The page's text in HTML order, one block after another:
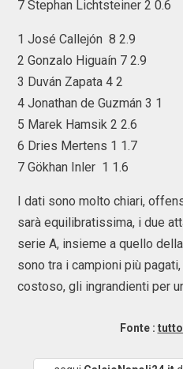
7 Stephan Lichtsteiner 2 0.6
1 José Callejón 8 2.9
2 Gonzalo Higuaín 7 2.9
3 Duván Zapata 4 2
4 Jonathan de Guzmán 3 1
5 Marek Hamsik 2 2.6
6 Dries Mertens 1 1.7
7 Gökhan Inler 1 1.6
I dati sono molto chiari,
sarà equilibratissima, i due
serie A, insieme a quello
sono tra i campioni più
costoso, gli ingrandienti per
Fonte :